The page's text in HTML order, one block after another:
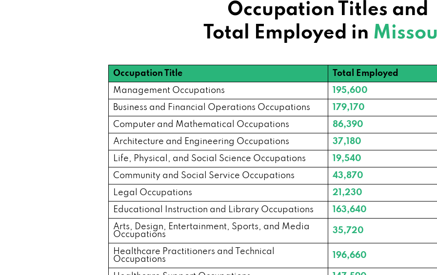
676 Gravois Bluffs Blvd # C, Fenton, MO 63026
6892 Parker Rd, Florissant, MO 63033
262 Mayfair Plaza Shopping Ctr, Florissant, MO 63033
12271 Natural Bridge Rd, Bridgeton, MO 63044
1415 N Grand Blvd, St Louis, MO 63106
8503 Olive Blvd, St Louis, MO 63132
4122 Mexico Rd # A, St Peters, MO 63376
Occupation Titles and
Total Employed in
Occupation Title
Total Employed
Management Occupations
195,600
Business and Financial Operations Occupations
179,170
Computer and Mathematical Occupations
86,390
Architecture and Engineering Occupations
37,180
Life, Physical, and Social Science Occupations
19,540
Community and Social Service Occupations
43,870
Legal Occupations
21,230
Educational Instruction and Library Occupations
163,640
Arts, Design, Entertainment, Sports, and Media
Occupations
35,720
Healthcare Practitioners and Technical
Occupations
196,660